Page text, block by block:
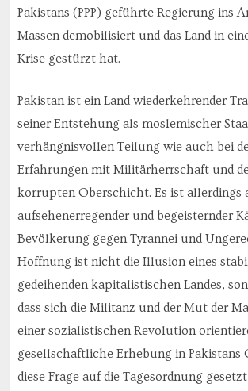
Pakistans (PPP) geführte Regierung ins
Massen demobilisiert und das Land in
Krise gestürzt hat.
Pakistan ist ein Land wiederkehrender
seiner Entstehung als moslemischer
verhängnisvollen Teilung wie auch bei
Erfahrungen mit Militärherrschaft und
korrupten Oberschicht. Es ist allerdings
aufsehenerregender und begeisternder
Bevölkerung gegen Tyrannei und
Hoffnung ist nicht die Illusion eines
gedeihenden kapitalistischen Landes,
dass sich die Militanz und der Mut der
einer sozialistischen Revolution
gesellschaftliche Erhebung in Pakistans
diese Frage auf die Tagesordnung